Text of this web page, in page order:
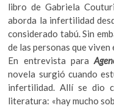
libro de Gabriela
aborda la infertilidad
considerado tabú. Sin
de las personas que
En entrevista para
novela surgió cuando
infertilidad. Allí se dio
literatura: «hay mucho